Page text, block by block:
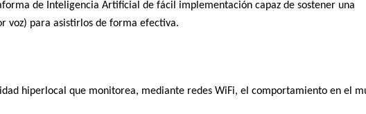
de Inteligencia Artificial de fácil implementación capaz de sostener una
voz) para asistirlos de forma efectiva.
hiperlocal que monitorea, mediante redes WiFi, el comportamiento en el